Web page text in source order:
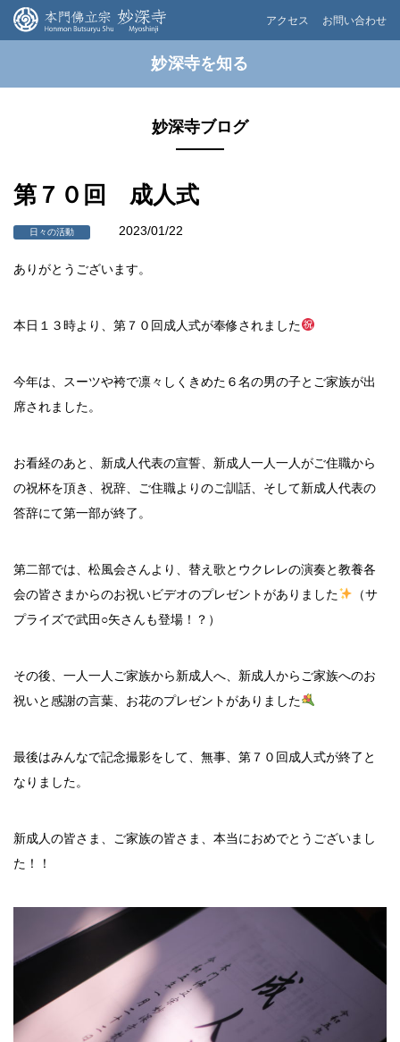
アクセス お問い合わせ
妙深寺を知る
妙深寺ブログ
第７０回 成人式
日々の活動 2023/01/22
ありがとうございます。
本日１３時より、第７０回成人式が奉修されました
今年は、スーツや袴で凛々しくきめた６名の男の子とご家族が出
席されました。
お看経のあと、新成人代表の宣誓、新成人一人一人がご住職から
の祝杯を頂き、祝辞、ご住職よりのご訓話、そして新成人代表の
答辞にて第一部が終了。
第二部では、松風会さんより、替え歌とウクレレの演奏と教養各
会の皆さまからのお祝いビデオのプレゼントがありました
（サ
プライズで武田○矢さんも登場！？）
その後、一人一人ご家族から新成人へ、新成人からご家族へのお
祝いと感謝の言葉、お花のプレゼントがありました
最後はみんなで記念撮影をして、無事、第７０回成人式が終了と
なりました。
新成人の皆さま、ご家族の皆さま、本当におめでとうございまし
た！！